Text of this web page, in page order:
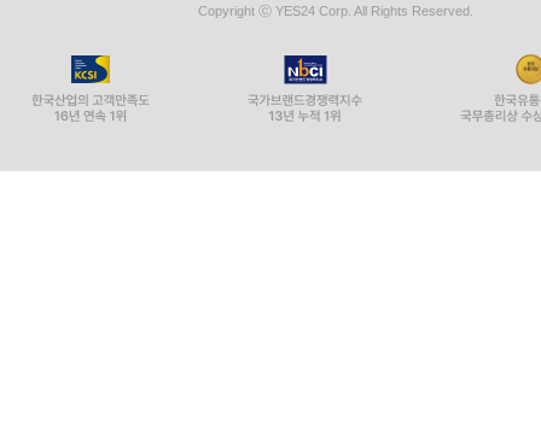
Copyright ⓒ YES24 Corp. All Rights Reserved.